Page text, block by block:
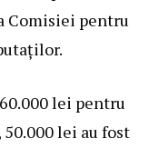
Comisiei pentru
lei pentru
lei au fost